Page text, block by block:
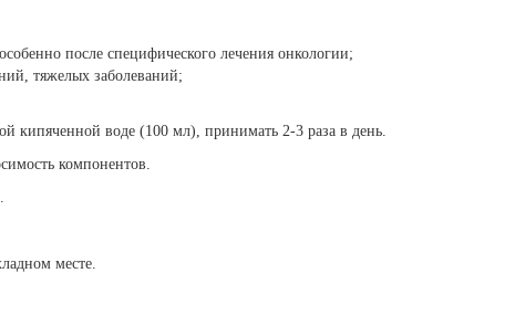
после специфического лечения онкологии;
тяжелых заболеваний;
кипяченной воде (100 мл), принимать 2-3 раза в день.
компонентов.
месте.